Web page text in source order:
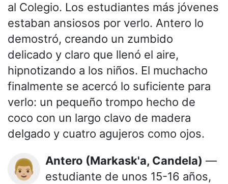
al Colegio. Los estudiantes más jóvenes
estaban ansiosos por verlo. Antero lo
demostró, creando un zumbido
delicado y claro que llenó el aire,
hipnotizando a los niños. El muchacho
finalmente se acercó lo suficiente para
verlo: un pequeño trompo hecho de
coco con un largo clavo de madera
delgado y cuatro agujeros como ojos.
👨🏼 Antero (Markask'a, Candela) —
estudiante de unos 15-16 años,